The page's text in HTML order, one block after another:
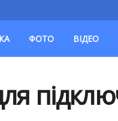
ФОТО ВІДЕО